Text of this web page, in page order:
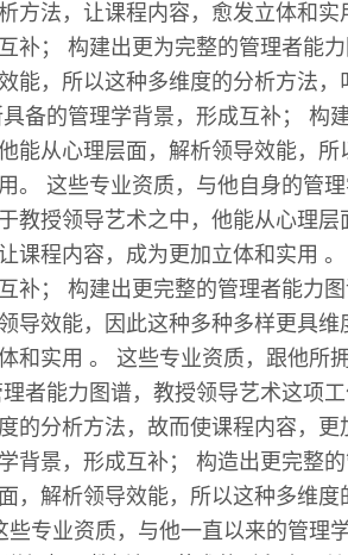
方法，让课程内容，愈发立体和实
补； 构建出更为完整的管理者能
能，所以这种多维度的分析方法，
备的管理学背景，形成互补； 构
能从心理层面，解析领导效能，
。 这些专业资质，与他自身的管理
教授领导艺术之中，他能从心理层
课程内容，成为更加立体和实用 。
补； 构建出更完整的管理者能力
导效能，因此这种多种多样更具维
和实用 。 这些专业资质，跟他所
者能力图谱，教授领导艺术这项
的分析方法，故而使课程内容，更
背景，形成互补； 构造出更完整的
，解析领导效能，所以这种多维
专业资质，与他一直以来的管理